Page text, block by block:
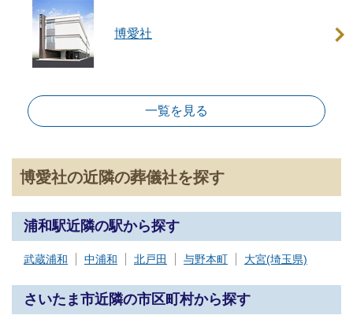
返礼品
ランに含まれておりません
式場看板や受付用テントはプラ
追加オプション
項目 詳細
生花祭壇
オリジナルの生花祭壇をご利用
いただけます
棺
故人様らしい棺のご提案のた
め、様々な素材・柄の棺を用意
博愛社
一覧を見る
博愛社の近隣の葬儀社を探す
浦和駅近隣の駅から探す
武蔵浦和 中浦和 北戸田 与野本町 大宮(埼玉県)
さいたま市近隣の市区町村から探す